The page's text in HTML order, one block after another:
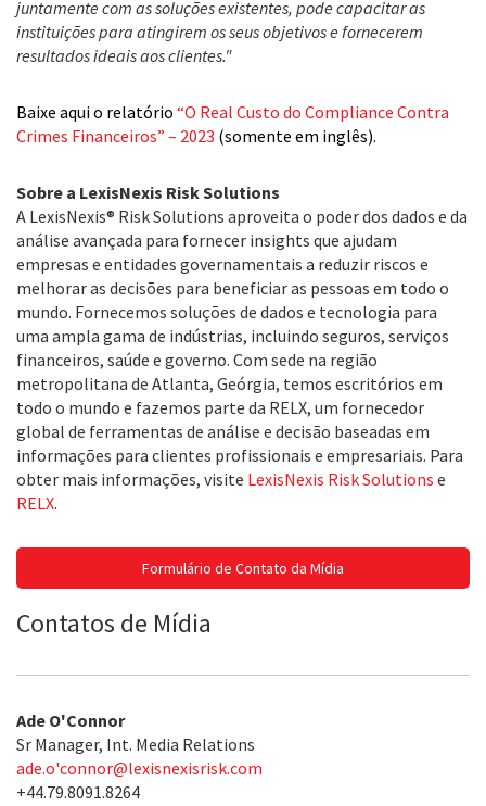
juntamente com as soluções existentes, pode capacitar as
instituições para atingirem os seus objetivos e fornecerem
resultados ideais aos clientes."
Baixe aqui o relatório “O Real Custo do Compliance Contra
Crimes Financeiros” – 2023 (somente em inglês).
Sobre a LexisNexis Risk Solutions
A LexisNexis® Risk Solutions aproveita o poder dos dados e da
análise avançada para fornecer insights que ajudam
empresas e entidades governamentais a reduzir riscos e
melhorar as decisões para beneficiar as pessoas em todo o
mundo. Fornecemos soluções de dados e tecnologia para
uma ampla gama de indústrias, incluindo seguros, serviços
financeiros, saúde e governo. Com sede na região
metropolitana de Atlanta, Geórgia, temos escritórios em
todo o mundo e fazemos parte da RELX, um fornecedor
global de ferramentas de análise e decisão baseadas em
informações para clientes profissionais e empresariais. Para
obter mais informações, visite LexisNexis Risk Solutions e
RELX.
Formulário de Contato da Mídia
Contatos de Mídia
Ade O'Connor
Sr Manager, Int. Media Relations
ade.o'connor@lexisnexisrisk.com
+44.79.8091.8264